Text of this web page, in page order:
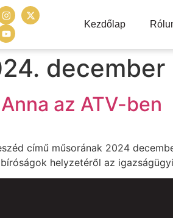
Kezdőlap
december
az ATV-ben
című műsorának 2024
helyzetéről az